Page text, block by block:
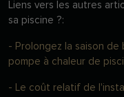
Liens vers les autres
sa piscine ?:
- Prolongez la saison de
pompe à chaleur de
- Le coût relatif de